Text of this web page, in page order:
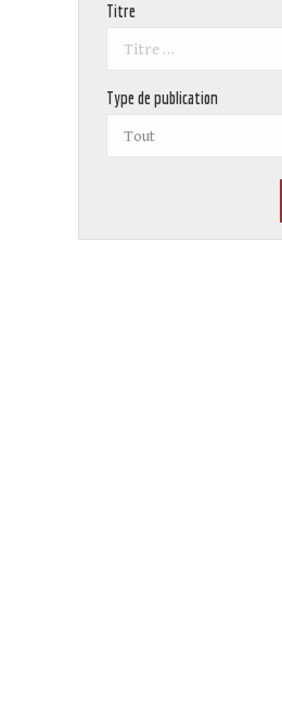
Titre
Type de publication